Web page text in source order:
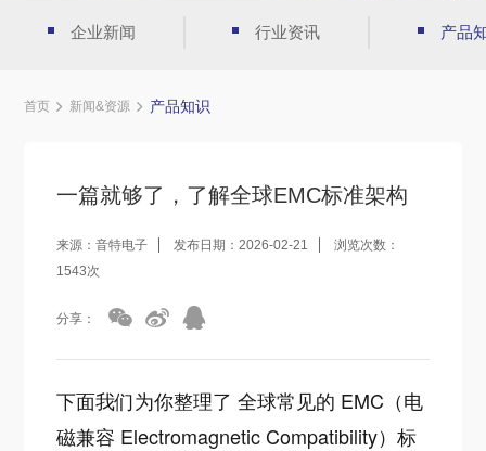
企业新闻 行业资讯 产品
首页 新闻&资源 产品知识
一篇就够了，了解全球EMC标准架构
来源：音特电子 发布日期：2026-02-21
浏览次数：
1543次
分享：
下面我们为你整理了 全球常见的 EMC（电
磁兼容 Electromagnetic Compatibility）标